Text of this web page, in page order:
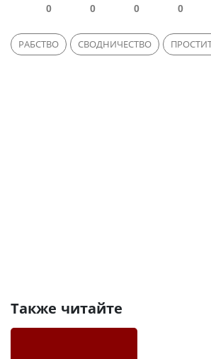
0 0 0 0
РАБСТВО СВОДНИЧЕСТВО
Также читайте